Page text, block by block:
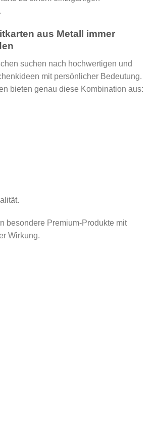
aus Metall immer
suchen nach hochwertigen und
mit persönlicher Bedeutung.
bieten genau diese Kombination aus:
besondere Premium-Produkte mit
Wirkung.